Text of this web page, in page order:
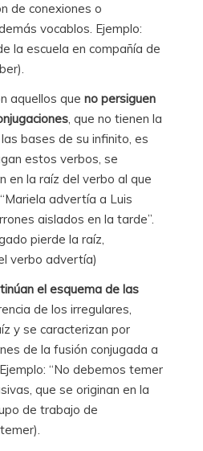
de conexiones o
vocablos. Ejemplo:
la escuela en compañía de
aquellos queno persiguen
, que no tienen la
bases de su infinito, es
estos verbos, se
en la raíz del verbo al que
advertía a Luis
aislados en la tarde”.
pierde la raíz,
verbo advertía)
el esquema de las
de los irregulares,
y se caracterizan por
de la fusión conjugada a
“No debemos temer
que se originan en la
de trabajo de